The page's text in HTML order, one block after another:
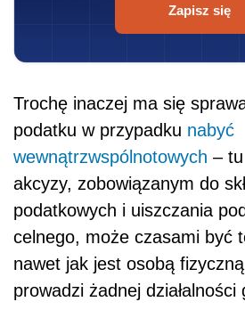
Zapisz się
Trochę inaczej ma się
podatku w przypadku nabyć
wewnątrzwspólnotowych –
akcyzy, zobowiązanym do
podatkowych i uiszczania
celnego, może czasami być
nawet jak jest osobą
prowadzi żadnej działalności